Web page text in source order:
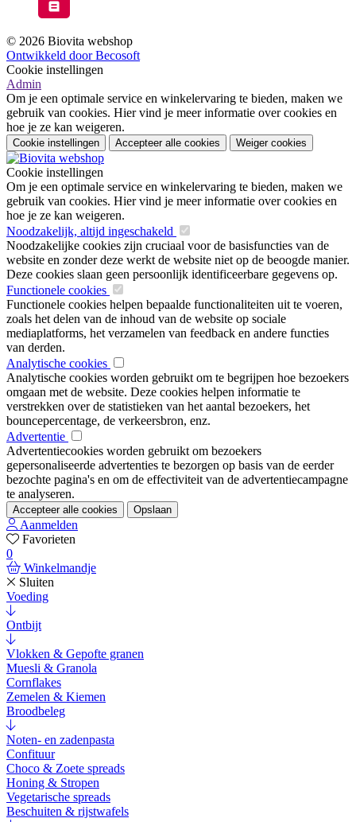
© 2026 Biovita webshop
Ontwikkeld door Becosoft
Cookie instellingen
Admin
Om je een optimale service en winkelervaring te bieden, maken we
gebruik van cookies. Hier vind je meer informatie over cookies en
hoe je ze kan weigeren.
Cookie instellingen Accepteer alle cookies Weiger cookies
Cookie instellingen
Om je een optimale service en winkelervaring te bieden, maken we
gebruik van cookies. Hier vind je meer informatie over cookies en
hoe je ze kan weigeren.
Noodzakelijk, altijd ingeschakeld
Noodzakelijke cookies zijn cruciaal voor de basisfuncties van de
website en zonder deze werkt de website niet op de beoogde manier.
Deze cookies slaan geen persoonlijk identificeerbare gegevens op.
Functionele cookies
Functionele cookies helpen bepaalde functionaliteiten uit te voeren,
zoals het delen van de inhoud van de website op sociale
mediaplatforms, het verzamelen van feedback en andere functies
van derden.
Analytische cookies
Analytische cookies worden gebruikt om te begrijpen hoe bezoekers
omgaan met de website. Deze cookies helpen informatie te
verstrekken over de statistieken van het aantal bezoekers, het
bouncepercentage, de verkeersbron, enz.
Advertentie
Advertentiecookies worden gebruikt om bezoekers
gepersonaliseerde advertenties te bezorgen op basis van de eerder
bezochte pagina's en om de effectiviteit van de advertentiecampagne
te analyseren.
Accepteer alle cookies Opslaan
Aanmelden
Favorieten
0
Winkelmandje
Sluiten
Voeding
Ontbijt
Vlokken & Gepofte granen
Muesli & Granola
Cornflakes
Zemelen & Kiemen
Broodbeleg
Noten- en zadenpasta
Confituur
Choco & Zoete spreads
Honing & Stropen
Vegetarische spreads
Beschuiten & rijstwafels